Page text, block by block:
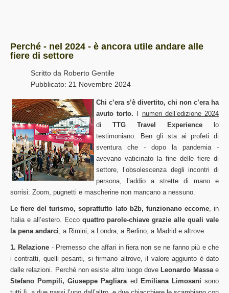
Perché - nel 2024 - è ancora utile andare alle
fiere di settore
Scritto da Roberto Gentile
Pubblicato: 21 Novembre 2024
Chi c’era s’è divertito, chi non c’era ha
avuto torto.
numeri dell’edizione 2024
di TTG Travel Experience lo
testimoniano. Ben gli sta ai profeti di
sventura che - dopo la pandemia -
avevano vaticinato la fine delle fiere di
settore, l’obsolescenza degli incontri di
persona, l’addio a strette di mano e
sorrisi: Zoom, pugnetti e mascherine non mancano a nessuno.
Le fiere del turismo, soprattutto lato b2b, funzionano eccome, in
Italia e all’estero. Ecco quattro parole-chiave grazie alle quali vale
la pena andarci, a Rimini, a Londra, a Berlino, a Madrid e altrove:
1. Relazione - Premesso che affari in fiera non se ne fanno più e che
i contratti, quelli pesanti, si firmano altrove, il valore aggiunto è dato
dalle relazioni. Perché non esiste altro luogo dove Leonardo Massae
Stefano Pompili, Giuseppe Pagliara ed Emiliana Limosani sono